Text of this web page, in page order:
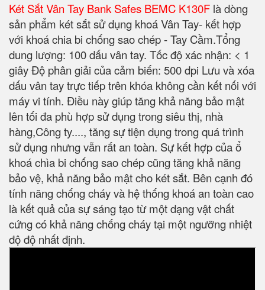
Két Sắt Vân Tay Bank Safes BEMC K130F là dòng
sản phẩm két sắt sử dụng khoá Vân Tay- kết hợp
với khoá chia bi chống sao chép - Tay Cầm.Tổng
dung lượng: 100 dấu vân tay. Tốc độ xác nhận: < 1
giây Độ phân giải của cảm biến: 500 dpi Lưu và xóa
dấu vân tay trực tiếp trên khóa không cần kết nối với
máy vi tính. Điều này giúp tăng khả năng bảo mật
lên tối đa phù hợp sử dụng trong siêu thị, nhà
hàng,Công ty...., tăng sự tiện dụng trong quá trình
sử dụng nhưng vẫn rất an toàn. Sự kết hợp của ổ
khoá chìa bi chống sao chép cũng tăng khả năng
bảo vệ, khả năng bảo mật cho két sắt. Bên cạnh đó
tính năng chống cháy và hệ thống khoá an toàn cao
là kết quả của sự sáng tạo từ một dạng vật chất
cứng có khả năng chống cháy tại một ngưỡng nhiệt
độ độ nhất định.